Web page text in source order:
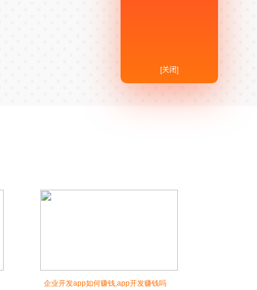
企业开发app如何赚钱,app开发赚钱吗
[关闭]